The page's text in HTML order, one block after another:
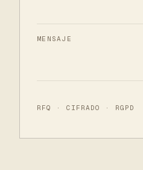
MENSAJE
RFQ · CIFRADO · RGPD